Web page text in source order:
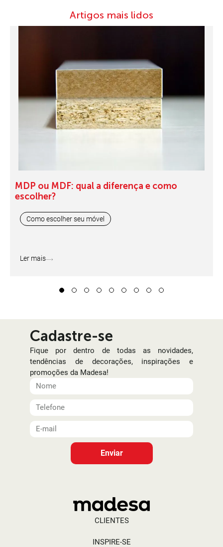
Artigos mais lidos
MDP ou MDF: qual a diferença e como
escolher?
Como escolher seu móvel
Ler mais
3 4 5 6 7 8 9
Cadastre-se
Fique por dentro de todas as novidades,
tendências de decorações, inspirações e
promoções da Madesa!
Enviar
CLIENTES
INSPIRE-SE